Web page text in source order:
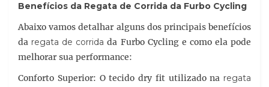
Benefícios da Regata de Corrida da Furbo Cycling
Abaixo vamos detalhar alguns dos principais benefícios
da regata de corrida da Furbo Cycling e como ela pode
melhorar sua performance:
Conforto Superior: O tecido dry fit utilizado na regata